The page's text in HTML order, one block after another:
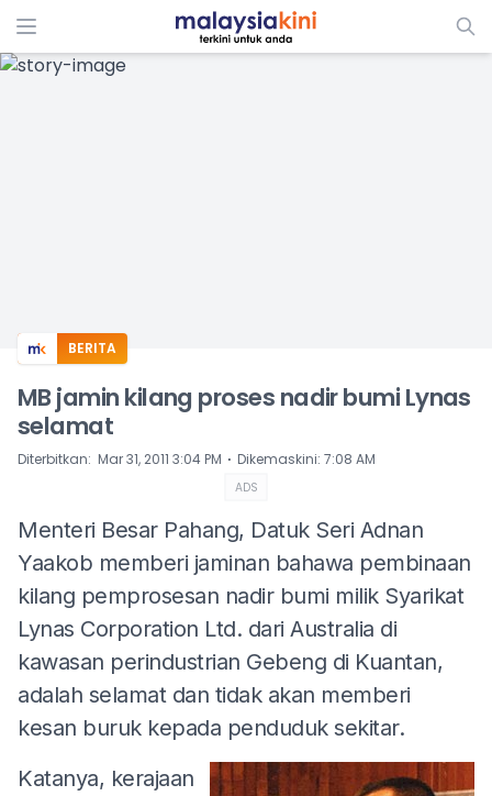
ADS
BERITA
MB jamin kilang proses nadir bumi Lynas
selamat
Diterbitkan: Mar 31, 2011 3:04 PM ⋅ Dikemaskini: 7:08 AM
ADS
Menteri Besar Pahang, Datuk Seri Adnan
Yaakob memberi jaminan bahawa pembinaan
kilang pemprosesan nadir bumi milik Syarikat
Lynas Corporation Ltd. dari Australia di
kawasan perindustrian Gebeng di Kuantan,
adalah selamat dan tidak akan memberi
kesan buruk kepada penduduk sekitar.
Katanya, kerajaan